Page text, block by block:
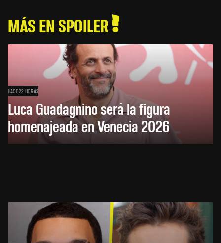
MÁS EN SPOILER
HACE 22 HORAS
Luca Guadagnino será la figura
homenajeada en Venecia 2026